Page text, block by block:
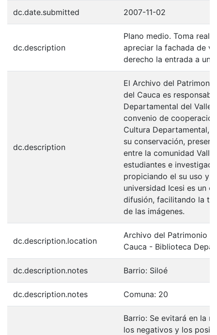
dc.date.submitted 2007-11-02
dc.description
Plano medio. Toma
apreciar la fachada de
derecho la entrada a
dc.description
El Archivo del
del Cauca es
Departamental del Valle
convenio de
Cultura Departamental,
su conservación,
entre la comunidad
estudiantes e
propiciando el su uso y
universidad Icesi es un
difusión, facilitando la
de las imágenes.
dc.description.location
Archivo del Patrimonio
Cauca - Biblioteca
dc.description.notes Barrio: Siloé
dc.description.notes Comuna: 20
Barrio: Se evitará en la
los negativos y los